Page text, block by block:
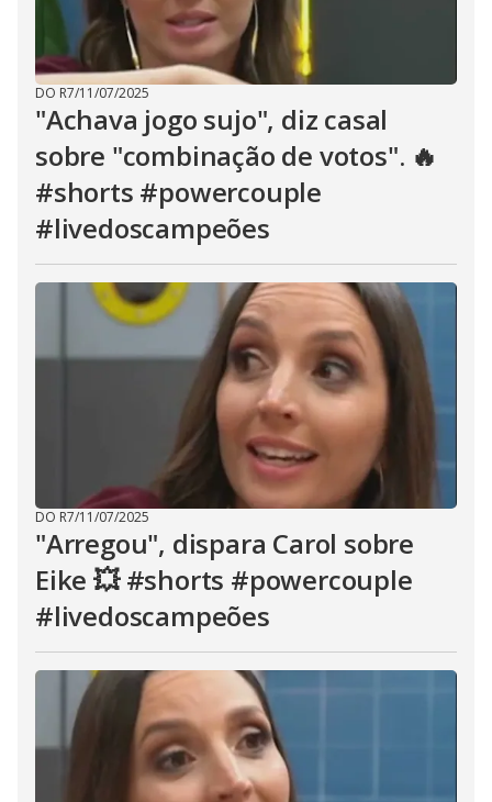
DO R7/11/07/2025
"Achava jogo sujo", diz casal
sobre "combinação de votos". 🔥
#shorts #powercouple
#livedoscampeões
DO R7/11/07/2025
"Arregou", dispara Carol sobre
Eike 💥 #shorts #powercouple
#livedoscampeões